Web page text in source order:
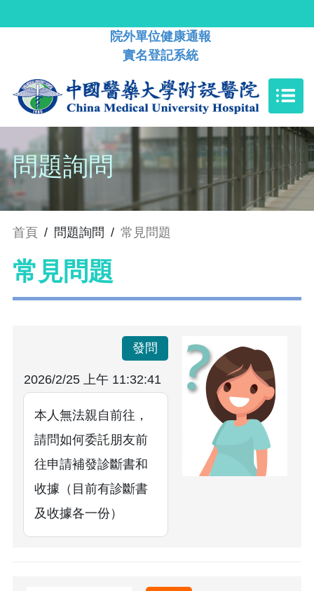
院外單位健康通報
實名登記系統
問題詢問
首頁 / 問題詢問 / 常見問題
常見問題
發問
2026/2/25 上午 11:32:41
本人無法親自前往，
請問如何委託朋友前
往申請補發診斷書和
收據（目前有診斷書
及收據各一份）